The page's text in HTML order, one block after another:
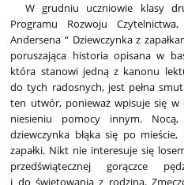
W grudniu uczniowie klasy
Programu Rozwoju
Andersena “ Dziewczynka z
poruszająca historia opisana w
która stanowi jedną z kanonu
do tych radosnych, jest pełna
ten utwór, ponieważ wpisuje się w
niesieniu pomocy innym.
dziewczynka błąka się po
zapałki. Nikt nie interesuje się
przedświątecznej gorączce
i do świętowania z rodziną.